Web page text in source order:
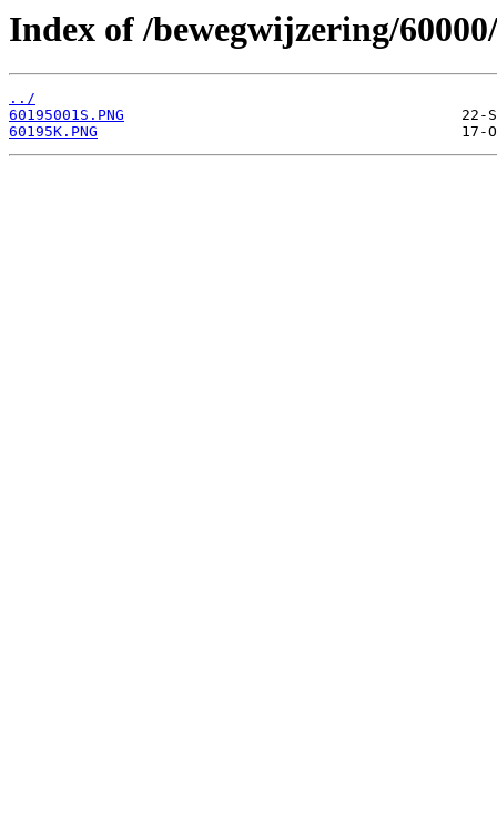
Index of /bewegwijzering/
../
60195001S.PNG
60195K.PNG